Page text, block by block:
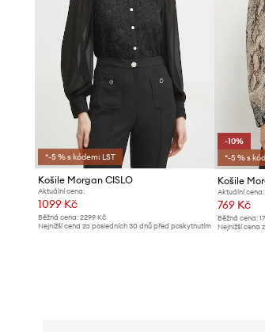
*-5 % s kódem: LST
Košile Morgan CISLO
Aktuální cena:
1099 Kč
Běžná cena: 2299 Kč
Nejnižší cena za posledních 30 dnů před poskytnutím
-10%
*-5 % s
Košile
Aktuální cena:
769 Kč
Běžná cena:
Nejnižší cena